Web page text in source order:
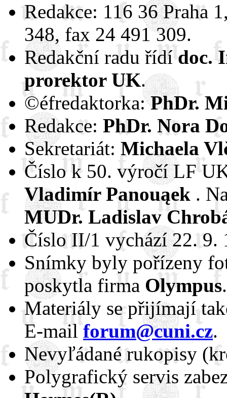
Redakce: 116 36 Praha
348, fax 24 491 309.
Redakční radu řídídoc.
prorektor UK.
©éfredaktorka:PhDr.
Redakce: PhDr. Nora
Sekretariát: Michaela
Číslo k 50. výročí LF
Vladimír Panouąek .
MUDr. Ladislav
Číslo II/1 vychází 22. 9.
Snímky byly pořízeny
poskytla firma Olympus.
Materiály se přijímají
E-mailforum@cuni.cz.
Nevyľádané rukopisy
Polygrafický servis